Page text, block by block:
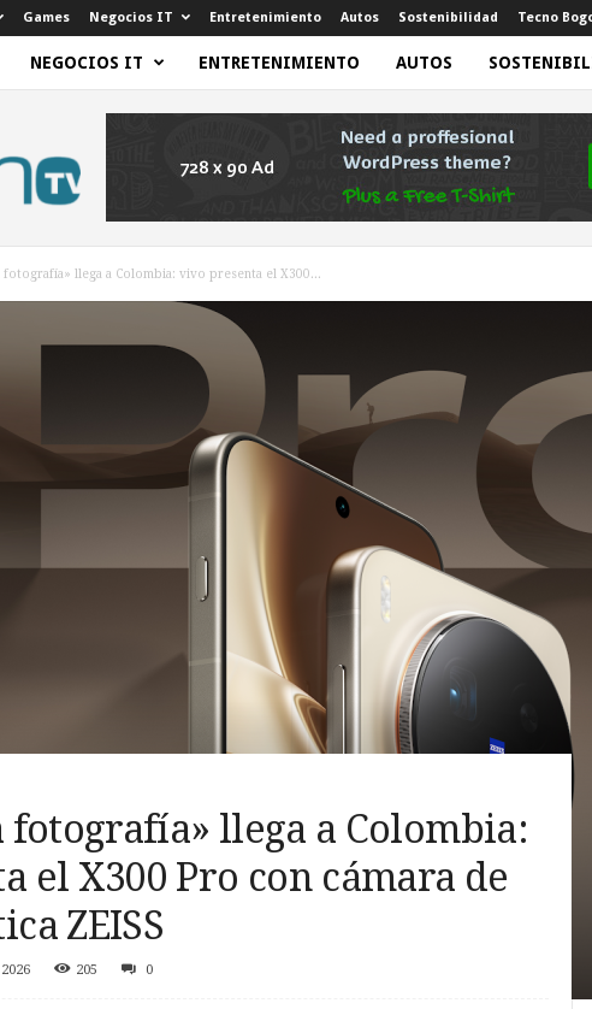
Games Negocios IT Entretenimiento Autos Sostenibilidad Tecno
NEGOCIOS IT ENTRETENIMIENTO AUTOS
fotografía» llega a Colombia: vivo presenta el X300...
fotografía» llega a Colombia:
el X300 Pro con cámara de
ZEISS
205 0